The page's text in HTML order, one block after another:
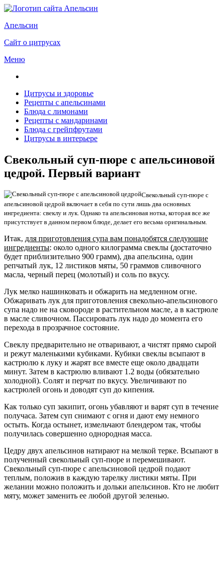
Апельсин
Сайт о цитрусах
Меню
Цитрусы и здоровье
Рецепты с апельсинами
Блюда с лимонами
Рецепты с мандаринами
Блюда с грейпфрутами
Цитрусы в интерьере
Свекольный суп-пюре с апельсиновой
цедрой. Первый вариант
Свекольный суп-пюре с
апельсиновой цедрой включает в себя по сути лишь два основных
ингредиента: свеклу и лук. Однако та апельсиновая нотка, которая все же
присутствует в данном первом блюде, делает его весьма оригинальным.
Итак, для приготовления супа вам понадобятся следующие
ингредиенты: около одного килограмма свеклы (достаточно
будет приблизительно 900 грамм), два апельсина, один
репчатый лук, 12 листиков мяты, 50 граммов сливочного
масла, черный перец (молотый) и соль по вкусу.
Лук мелко нашинковать и обжарить на медленном огне.
Обжаривать лук для приготовления свекольно-апельсинового
супа надо не на сковороде в растительном масле, а в кастрюле
в масле сливочном. Пассировать лук надо до момента его
перехода в прозрачное состояние.
Свеклу предварительно не отваривают, а чистят прямо сырой
и режут маленькими кубиками. Кубики свеклы всыпают в
кастрюлю к луку и жарят все вместе еще около двадцати
минут. Затем в кастрюлю вливают 1.2 воды (обязательно
холодной). Солят и перчат по вкусу. Увеличивают по
кастрюлей огонь и доводят суп до кипения.
Как только суп закипит, огонь убавляют и варят суп в течение
получаса. Затем суп снимают с огня и дают ему немного
остыть. Когда остынет, измельчают блендером так, чтобы
получилась совершенно однородная масса.
Цедру двух апельсинов натирают на мелкой терке. Всыпают в
полученный свекольный суп-пюре и перемешивают.
Свекольный суп-пюре с апельсиновой цедрой подают
теплым, положив в каждую тарелку листики мяты. При
желании можно положить и дольки апельсинов. Кто не любит
мяту, может заменить ее любой другой зеленью.